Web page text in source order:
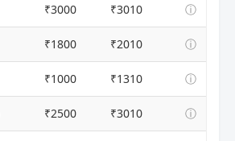
₹3000 ₹3010 ⓘ
₹1800 ₹2010 ⓘ
₹1000 ₹1310 ⓘ
₹2500 ₹3010 ⓘ